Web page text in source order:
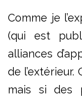
Comme je
(qui est
alliances
de
mais si des